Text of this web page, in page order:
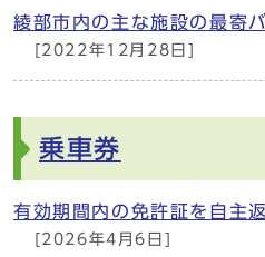
綾部市内の主な施設の最寄
[2022年12月28日]
乗車券
有効期間内の免許証を自主
[2026年4月6日]